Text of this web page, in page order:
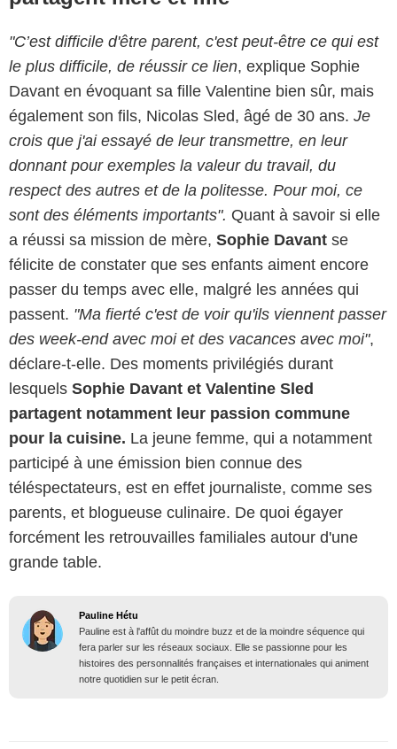
"C’est difficile d'être parent, c'est peut-être ce qui est
le plus difficile, de réussir ce lien, explique Sophie
Davant en évoquant sa fille Valentine bien sûr, mais
également son fils, Nicolas Sled, âgé de 30 ans. Je
crois que j'ai essayé de leur transmettre, en leur
donnant pour exemples la valeur du travail, du
respect des autres et de la politesse. Pour moi, ce
sont des éléments importants". Quant à savoir si elle
a réussi sa mission de mère, Sophie Davant se
félicite de constater que ses enfants aiment encore
passer du temps avec elle, malgré les années qui
passent. "Ma fierté c'est de voir qu'ils viennent passer
des week-end avec moi et des vacances avec moi",
déclare-t-elle. Des moments privilégiés durant
lesquels Sophie Davant et Valentine Sled
partagent notamment leur passion commune
pour la cuisine. La jeune femme, qui a notamment
participé à une émission bien connue des
téléspectateurs, est en effet journaliste, comme ses
parents, et blogueuse culinaire. De quoi égayer
forcément les retrouvailles familiales autour d'une
grande table.
Pauline Hétu
Pauline est à l'affût du moindre buzz et de la moindre séquence qui
fera parler sur les réseaux sociaux. Elle se passionne pour les
histoires des personnalités françaises et internationales qui animent
notre quotidien sur le petit écran.